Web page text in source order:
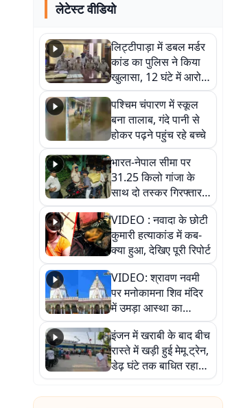
लेटेस्ट वीडियो
लिट्टीपाड़ा में डबल मर्डर
कांड का पुलिस ने किया
खुलासा, 12 घंटे में आरोपी
गिरफ्तार
पश्चिम चंपारण में स्कूल
बना तालाब, गंदे पानी से
होकर पढ़ने पहुंच रहे बच्चे
भारत-नेपाल सीमा पर
31.25 किलो गांजा के
साथ दो तस्कर गिरफ्तार,
नेपाली नंबर की बाइक
जब्त
VIDEO : नवादा के छोटी
कुमारी हत्याकांड में कब-
क्या हुआ, देखिए पूरी रिपोर्ट
VIDEO: श्रावण नवमी
पर मनोकामना शिव मंदिर
में उमड़ा आस्था का
सैलाब, हर-हर महादेव के
जयघोष से गूंजा परिसर
इंजन में खराबी के बाद बीच
रास्ते में खड़ी हुई मेमू ट्रेन,
डेढ़ घंटे तक बाधित रहा
आवागमन